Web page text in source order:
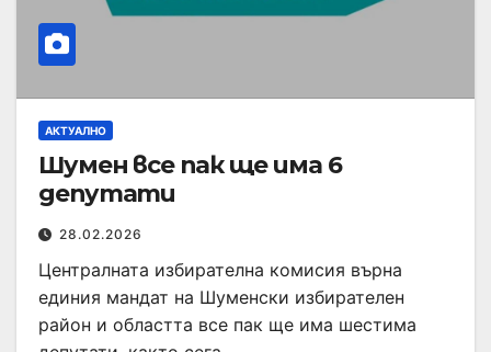
АКТУАЛНО
Шумен все пак ще има 6
депутати
28.02.2026
Централната избирателна комисия върна
единия мандат на Шуменски избирателен
район и областта все пак ще има шестима